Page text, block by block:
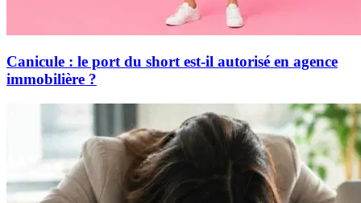
Canicule : le port du short est-il autorisé en agence
immobilière ?